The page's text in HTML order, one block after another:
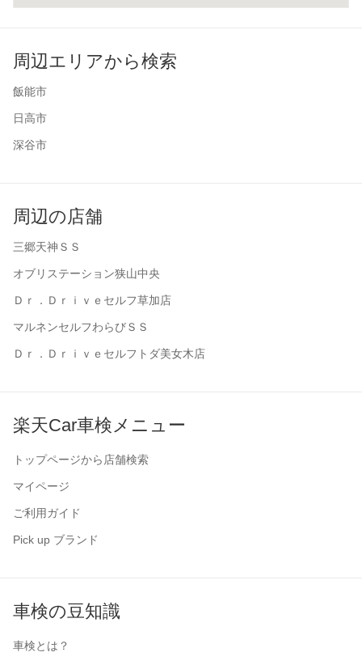
周辺エリアから検索
飯能市
日高市
深谷市
周辺の店舗
三郷天神ＳＳ
オブリステーション狭山中央
Ｄｒ．Ｄｒｉｖｅセルフ草加店
マルネンセルフわらびＳＳ
Ｄｒ．Ｄｒｉｖｅセルフトダ美女木店
楽天Car車検メニュー
トップページから店舗検索
マイページ
ご利用ガイド
Pick up ブランド
車検の豆知識
車検とは？